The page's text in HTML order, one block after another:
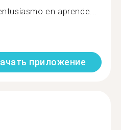
en aprende...
приложение